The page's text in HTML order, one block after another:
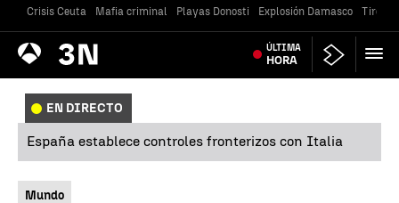
Crisis Ceuta Mafia criminal Playas Donosti Explosión Damasco Tiroteo
Antena
3 Noticias ÚLTIMA
HORA
EN DIRECTO
España establece controles fronterizos con Italia
Mundo